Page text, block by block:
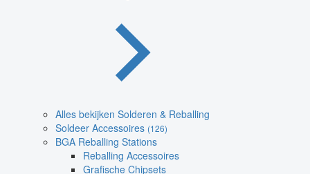
Alles bekijken Solderen & Reballing
Soldeer Accessoires (126)
BGA Reballing Stations
Reballing Accessoires
Grafische Chipsets